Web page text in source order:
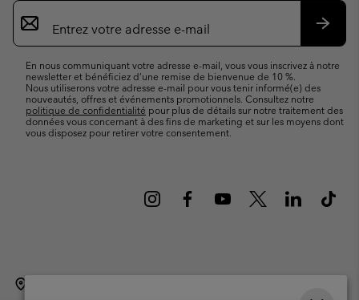
Inscription
par
e-
En nous communiquant votre adresse e-mail, vous vous inscrivez à notre
newsletter et bénéficiez d’une remise de bienvenue de 10 %.
Nous utiliserons votre adresse e-mail pour vous tenir informé(e) des
nouveautés, offres et événements promotionnels. Consultez notre
politique de confidentialité pour plus de détails sur notre traitement des
données vous concernant à des fins de marketing et sur les moyens dont
vous disposez pour retirer votre consentement.